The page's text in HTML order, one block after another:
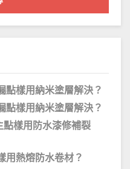
點樣用納米塗層解決？
點樣用納米塗層解決？
點樣用防水漆修補裂
用熱熔防水卷材？